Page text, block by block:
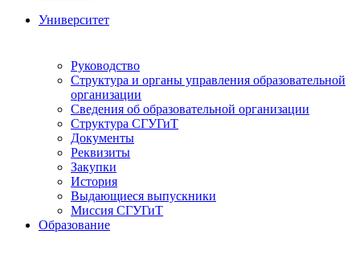
Университет
Руководство
Структура и органы управления образовательной
организации
Сведения об образовательной организации
Структура СГУГиТ
Документы
Реквизиты
Закупки
История
Выдающиеся выпускники
Миссия СГУГиТ
Образование